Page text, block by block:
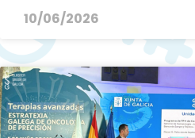
10/06/2026